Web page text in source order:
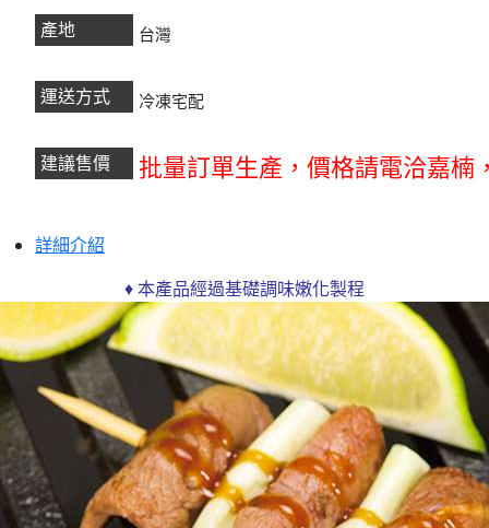
產地 台灣
運送方式 冷凍宅配
建議售價 批量訂單生產， 價格請電洽嘉楠
詳細介紹
♦ 本產品經過基礎調味嫩化製程